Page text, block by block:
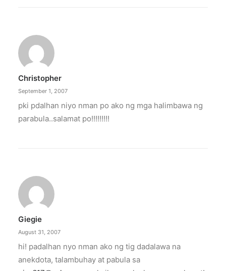
Christopher
September 1, 2007
pki pdalhan niyo nman po ako ng mga halimbawa ng
parabula..salamat po!!!!!!!!!
Giegie
August 31, 2007
hi! padalhan nyo nman ako ng tig dadalawa na
anekdota, talambuhay at pabula sa